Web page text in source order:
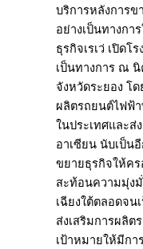
บริการหลังการ
อย่างเป็นทางกา
ธุรกิจเรเว่ เปิดโ
เป็นทางการ ณ
จังหวัดระยอง โ
ผลิตรถยนต์ไฟฟ้
ในประเทศและส่
อาเซียน นับเป็น
ขยายธุรกิจให้ค
สะท้อนความมุ่ง
เฉียงใต้ตลอดจ
ส่งเสริมการผลิต
เป้าหมายให้มีก